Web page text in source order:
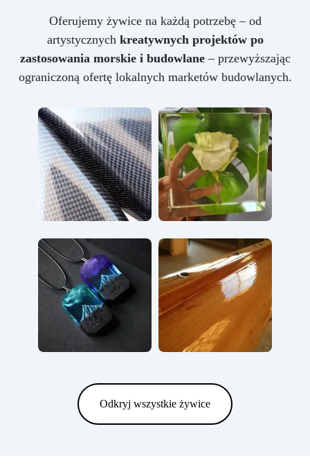
Oferujemy żywice na każdą potrzebę – od
artystycznych kreatywnych projektów po
zastosowania morskie i budowlane– przewyższając
ograniczoną ofertę lokalnych marketów budowlanych.
Odkryj wszystkie żywice